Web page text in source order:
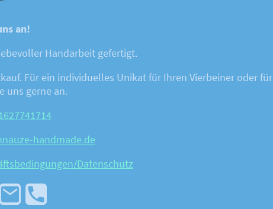
an!
Handarbeit gefertigt.
Für ein individuelles Unikat für Ihren Vierbeiner oder für
uns gerne an.
handmade.de
/Datenschutz